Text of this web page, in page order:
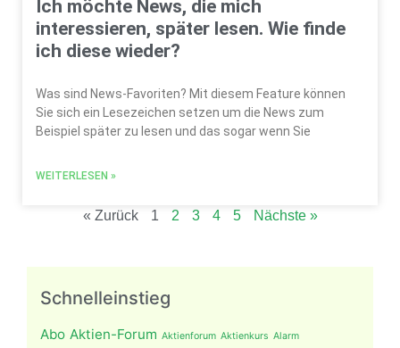
Ich möchte News, die mich
interessieren, später lesen. Wie finde
ich diese wieder?
Was sind News-Favoriten? Mit diesem Feature können
Sie sich ein Lesezeichen setzen um die News zum
Beispiel später zu lesen und das sogar wenn Sie
WEITERLESEN »
« Zurück 1 2 3 4 5 Nächste »
Schnelleinstieg
Abo Aktien-Forum Aktienforum Aktienkurs Alarm